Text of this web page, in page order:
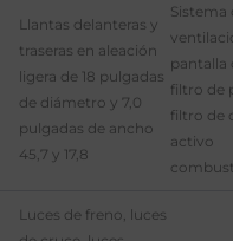
Llantas delanteras y
traseras en aleación
ligera de 18 pulgadas
de diámetro y 7,0
pulgadas de ancho
45,7 y 17,8
Sistema
pantalla
filtro de
filtro de
activo
Luces de freno, luces